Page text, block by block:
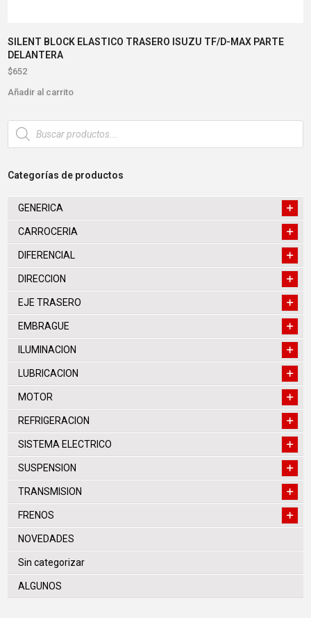
SILENT BLOCK ELASTICO TRASERO ISUZU TF/D-MAX PARTE
DELANTERA
$652
Añadir al carrito
Búsqueda
de
productos
Categorías de productos
GENERICA
CARROCERIA
DIFERENCIAL
DIRECCION
EJE TRASERO
EMBRAGUE
ILUMINACION
LUBRICACION
MOTOR
REFRIGERACION
SISTEMA ELECTRICO
SUSPENSION
TRANSMISION
FRENOS
NOVEDADES
Sin categorizar
ALGUNOS